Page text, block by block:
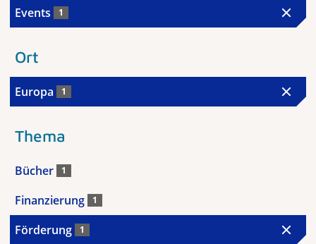
Events 1
Ort
Europa 1
Thema
Bücher 1
Finanzierung 1
Förderung 1